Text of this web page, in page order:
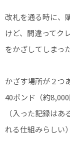
改札を通る時に、
けど、間違ってク
をかざしてしまった
かざす場所が２つ
40ポンド（約
（入った記録は
れる仕組みらしい）